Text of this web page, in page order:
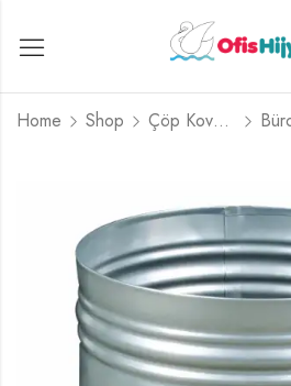
Home Shop Çöp Kovaları